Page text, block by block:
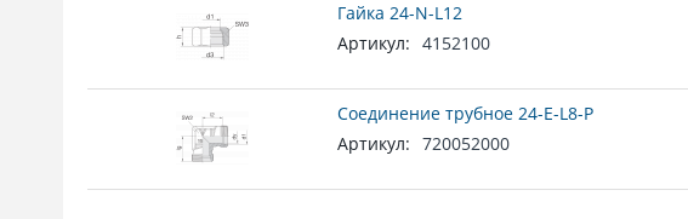
Гайка 24-N-L12
Артикул: 4152100
Соединение трубное 24-E-L8-P
Артикул: 720052000